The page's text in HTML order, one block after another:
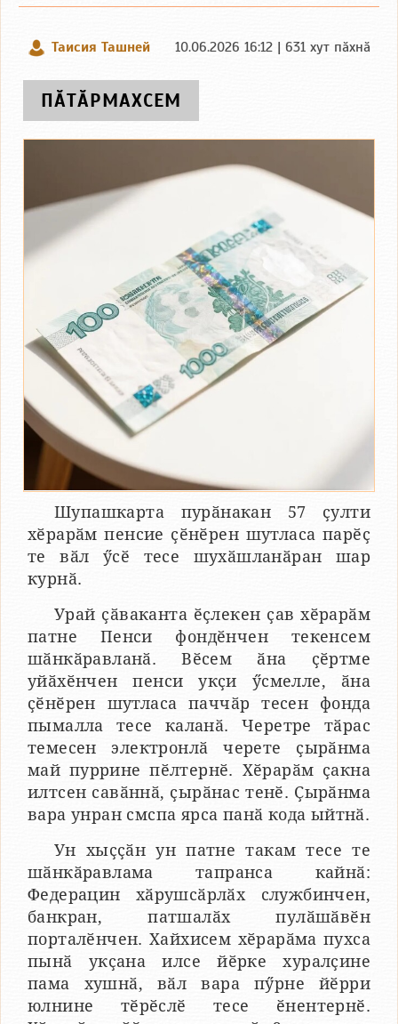
Таисия Ташней 10.06.2026 16:12 | 631 хут пӑхнӑ
ПӐТӐРМАХСЕМ
Шупашкарта пурӑнакан 57 ҫулти
хӗрарӑм пенсие ҫӗнӗрен шутласа парӗҫ
те вӑл ӳсӗ тесе шухӑшланӑран шар
курнӑ.
Урай ҫӑваканта ӗҫлекен ҫав хӗрарӑм
патне Пенси фондӗнчен текенсем
шӑнкӑравланӑ. Вӗсем ӑна ҫӗртме
уйӑхӗнчен пенси укҫи ӳсмелле, ӑна
ҫӗнӗрен шутласа паччӑр тесен фонда
пымалла тесе каланӑ. Черетре тӑрас
темесен электронлӑ черете ҫырӑнма
май пуррине пӗлтернӗ. Хӗрарӑм ҫакна
илтсен савӑннӑ, ҫырӑнас тенӗ. Ҫырӑнма
вара унран смспа ярса панӑ кода ыйтнӑ.
Ун хыҫҫӑн ун патне такам тесе те
шӑнкӑравлама тапранса кайнӑ:
Федерацин хӑрушсӑрлӑх службинчен,
банкран, патшалӑх пулӑшӑвӗн
порталӗнчен. Хайхисем хӗрарӑма пухса
пынӑ укҫана илсе йӗрке хуралҫине
пама хушнӑ, вӑл вара пӳрне йӗрри
юлнине тӗрӗслӗ тесе ӗнентернӗ.